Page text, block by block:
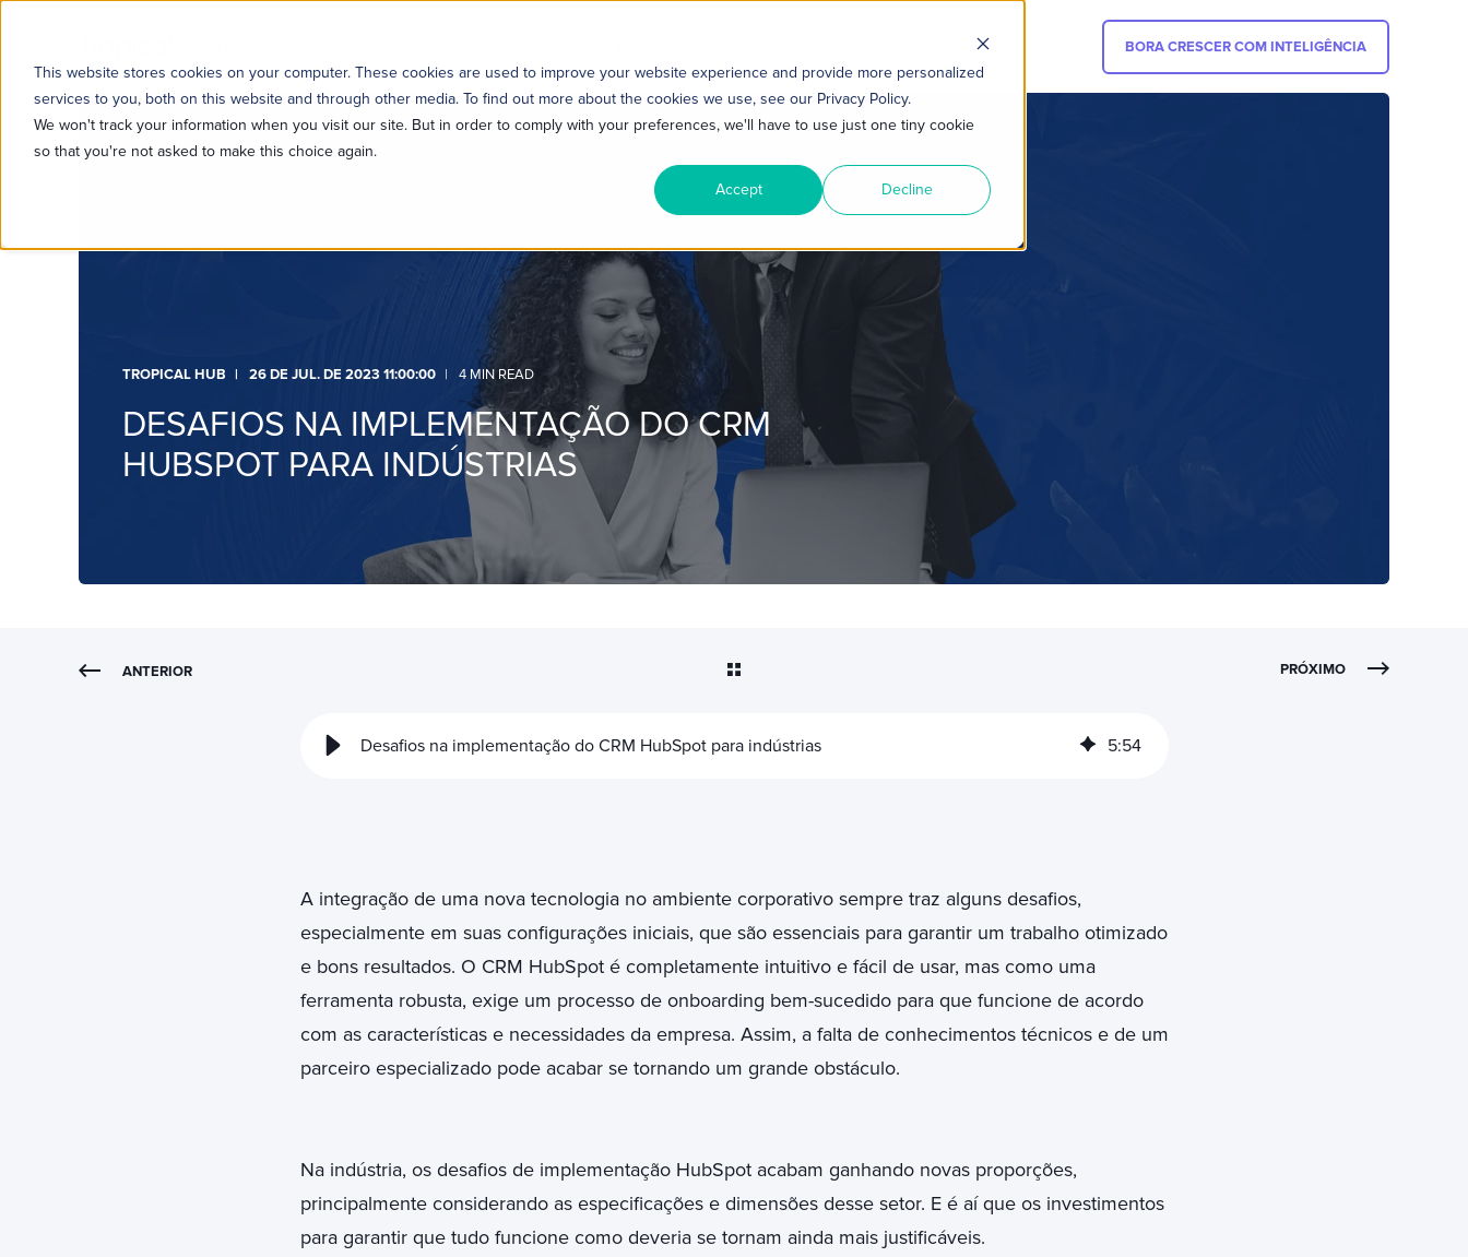
This website stores cookies on your computer. These cookies are used to improve your website experience and provide more personalized
services to you, both on this website and through other media. To find out more about the cookies we use, see our Privacy Policy.
We won't track your information when you visit our site. But in order to comply with your preferences, we'll have to use just one tiny cookie
so that you're not asked to make this choice again.
Accept Decline
BORA CRESCER COM INTELIGÊNCIA
TROPICAL HUB 26 DE JUL. DE 2023 11:00:00 4 MIN READ
DESAFIOS NA IMPLEMENTAÇÃO DO CRM
HUBSPOT PARA INDÚSTRIAS
ANTERIOR PRÓXIMO
Desafios na implementação do CRM HubSpot para indústrias 5:54
A integração de uma nova tecnologia no ambiente corporativo sempre traz alguns desafios,
especialmente em suas configurações iniciais, que são essenciais para garantir um trabalho otimizado
e bons resultados. O CRM HubSpot é completamente intuitivo e fácil de usar, mas como uma
ferramenta robusta, exige um processo de onboarding bem-sucedido para que funcione de acordo
com as características e necessidades da empresa. Assim, a falta de conhecimentos técnicos e de um
parceiro especializado pode acabar se tornando um grande obstáculo.
Na indústria, os desafios de implementação HubSpot acabam ganhando novas proporções,
principalmente considerando as especificações e dimensões desse setor. E é aí que os investimentos
para garantir que tudo funcione como deveria se tornam ainda mais justificáveis.